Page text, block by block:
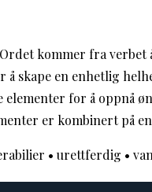
kommer fra verbet
skape en enhetlig
for å oppnå
er kombinert på
• urettferdig •